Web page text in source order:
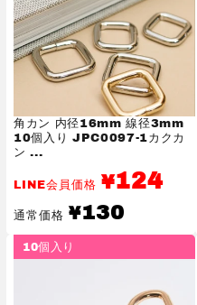
角カン 内径16mm 線径3mm
10個入り JPC0097-1カクカ
ン ...
LINE会員価格 ¥124
通常価格
通
常
価
格
¥130
10個入り